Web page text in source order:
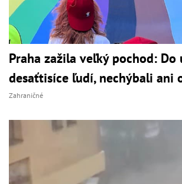
Praha zažila veľký pochod: Do
desaťtisíce ľudí, nechýbali ani
Zahraničné